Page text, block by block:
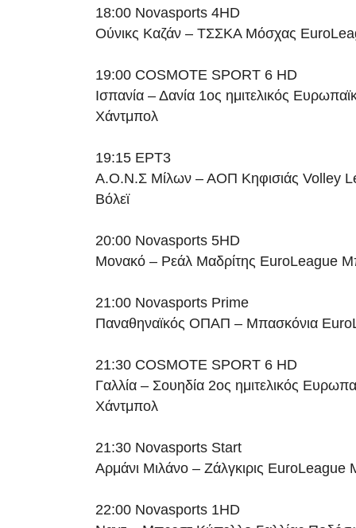
18:00 Novasports 4HD
Ούνικς Καζάν – ΤΣΣΚΑ Μόσχας
19:00 COSMOTE SPORT 6 HD
Ισπανία – Δανία 1ος ημιτελικός
Χάντμπολ
19:15 ΕΡΤ3
Α.Ο.Ν.Σ Μίλων – ΑΟΠ Κηφισιάς Volley
Βόλεϊ
20:00 Novasports 5HD
Μονακό – Ρεάλ Μαδρίτης EuroLeague
21:00 Novasports Prime
Παναθηναϊκός ΟΠΑΠ – Μπασκόνια
21:30 COSMOTE SPORT 6 HD
Γαλλία – Σουηδία 2ος ημιτελικός
Χάντμπολ
21:30 Novasports Start
Αρμάνι Μιλάνο – Ζάλγκιρις EuroLeague
22:00 Novasports 1HD